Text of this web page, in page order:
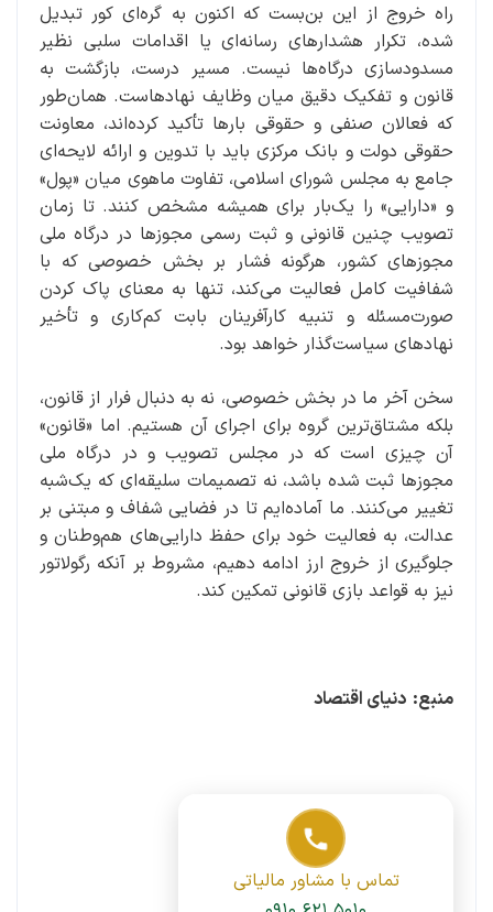
راه خروج از این بن‌بست که اکنون به گره‌ای کور تبدیل
شده، تکرار هشدارهای رسانه‌ای یا اقدامات سلبی نظیر
مسدودسازی درگاه‌ها نیست. مسیر درست، بازگشت به
قانون و تفکیک دقیق میان وظایف نهادهاست. همان‌طور
که فعالان صنفی و حقوقی بارها تأکید کرده‌اند، معاونت
حقوقی دولت و بانک مرکزی باید با تدوین و ارائه لایحه‌ای
جامع به مجلس شورای اسلامی، تفاوت ماهوی میان «پول»
و «دارایی» را یک‌بار برای همیشه مشخص کنند. تا زمان
تصویب چنین قانونی و ثبت رسمی مجوزها در درگاه ملی
مجوزهای کشور، هرگونه فشار بر بخش خصوصی که با
شفافیت کامل فعالیت می‌کند، تنها به معنای پاک کردن
صورت‌مسئله و تنبیه کارآفرینان بابت کم‌کاری و تأخیر
نهادهای سیاست‌گذار خواهد بود.
سخن آخر ما در بخش خصوصی، نه به دنبال فرار از قانون،
بلکه مشتاق‌ترین گروه برای اجرای آن هستیم. اما «قانون»
آن چیزی است که در مجلس تصویب و در درگاه ملی
مجوزها ثبت شده باشد، نه تصمیمات سلیقه‌ای که یک‌شبه
تغییر می‌کنند. ما آماده‌ایم تا در فضایی شفاف و مبتنی بر
عدالت، به فعالیت خود برای حفظ دارایی‌های هم‌وطنان و
جلوگیری از خروج ارز ادامه دهیم، مشروط بر آنکه رگولاتور
نیز به قواعد بازی قانونی تمکین کند.
منبع: دنیای اقتصاد
تماس با مشاور مالیاتی